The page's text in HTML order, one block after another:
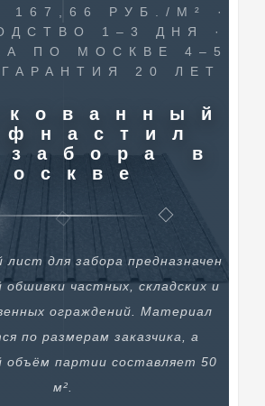
167,66 РУБ./М² ·
1–3 ДНЯ ·
ПО МОСКВЕ 4–5
20 ЛЕТ
в
лист для забора предназначен
обшивки частных, складских и
ограждений. Материал
по размерам заказчика, а
объём партии составляет 50
м².